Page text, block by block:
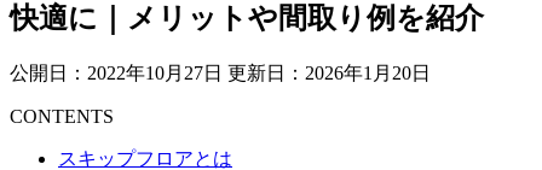
快適に｜メリットや間取り例を紹介
公開日：2022年10月27日 更新日：2026年1月20日
CONTENTS
スキップフロアとは